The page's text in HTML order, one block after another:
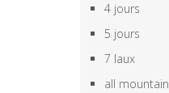
4 jours
5 jours
7 laux
all mountain